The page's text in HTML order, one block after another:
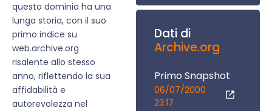
questo dominio ha una
lunga storia, con il suo
primo indice su
web.archive.org
risalente allo stesso
anno, riflettendo la sua
affidabilità e
autorevolezza nel
Dati di
Archive.org
Primo Snapshot
06/07/2000
23:17